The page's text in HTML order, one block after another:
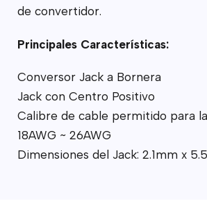
de convertidor.
Principales Características:
Conversor Jack a Bornera
Jack con Centro Positivo
Calibre de cable permitido para
18AWG ~ 26AWG
Dimensiones del Jack: 2.1mm x